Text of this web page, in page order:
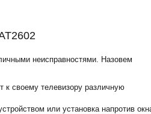
неисправностями. Назовем
к своему телевизору различную
или установка напротив